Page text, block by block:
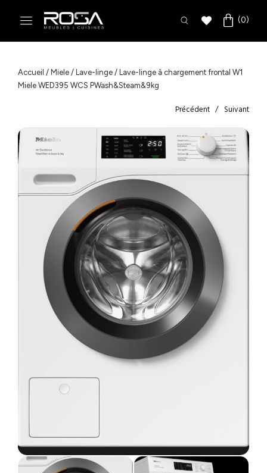
Accueil / Miele / Lave-linge / Lave-linge à chargement frontal W1
Miele WED395 WCS PWash&Steam&9kg
Précédent Suivant